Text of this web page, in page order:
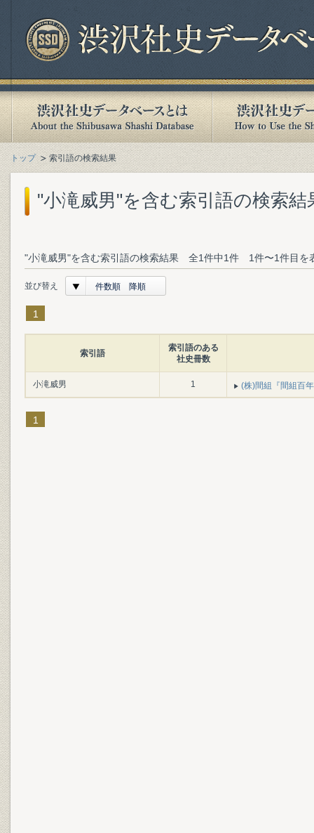
トップ 索引語の検索結果
"小滝威男"を含む索引語の検索結
"小滝威男"を含む索引語の検索結果 全1件中1件 1件〜1件目を
並び替え 件数順 降順
1
索引語
索引語のある
社史冊数
小滝威男 1 (株)間組『間組百
1